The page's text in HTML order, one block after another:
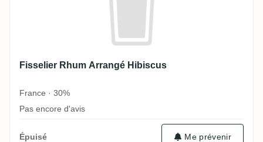
Fisselier Rhum Arrangé Hibiscus
France · 30%
Pas encore d'avis
Épuisé Me prévenir